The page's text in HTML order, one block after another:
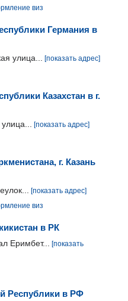
виз
Германия в
улица...
[показать адрес]
Казахстан в г.
[показать адрес]
г. Казань
[показать адрес]
виз
в РК
Еримбет... [показать
Республики в РФ